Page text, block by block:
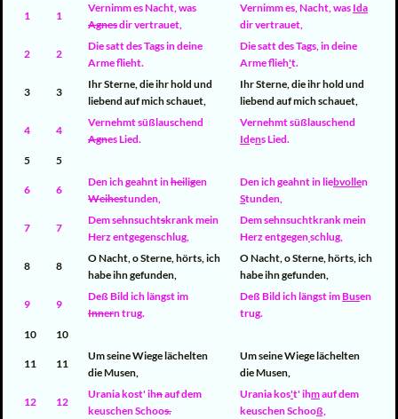
1 1
Vernimm es Nacht, was
Agnesdir vertrauet,
Vernimm es,Nacht, was Ida
dir vertrauet,
2 2
Die satt des Tags in deine
Arme flieht.
Die satt des Tags,in deine
Arme flieh't.
3 3
Ihr Sterne, die ihr hold und
liebend auf mich schauet,
Ihr Sterne, die ihr hold und
liebend auf mich schauet,
4 4
Vernehmt süßlauschend
Agnes Lied.
Vernehmt süßlauschend
Idens Lied.
5
5
6 6
Den ich geahnt inheiligen
Weihestunden,
Den ich geahnt in liebvollen
Stunden,
7 7
Dem sehnsuchtskrank mein
Herz entgegenschlug,
Dem sehnsuchtkrank mein
Herz entgegenschlug,
8 8
O Nacht, o Sterne, hörts, ich
habe ihn gefunden,
O Nacht, o Sterne, hörts, ich
habe ihn gefunden,
9 9
Deß Bild ich längst im
Innern trug.
Deß Bild ich längst imBusen
trug.
10
10
11 11
Um seine Wiege lächelten
die Musen,
Um seine Wiege lächelten
die Musen,
12 12
Urania kost' ihnauf dem
keuschen Schoos.
Urania kos't' ihmauf dem
keuschen Schooß,